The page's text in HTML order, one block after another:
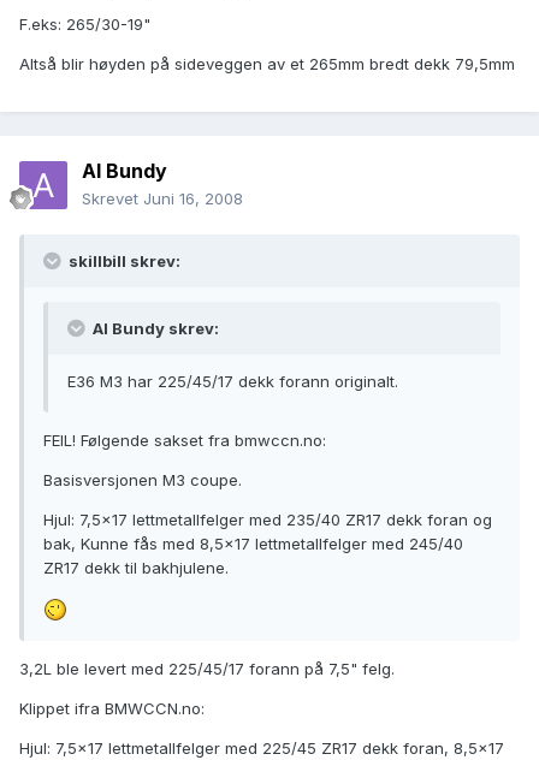
F.eks: 265/30-19"
Altså blir høyden på sideveggen av et 265mm bredt dekk 79,5mm
Al Bundy
Skrevet Juni 16, 2008
skillbill skrev:
Al Bundy skrev:
E36 M3 har 225/45/17 dekk forann originalt.
FEIL! Følgende sakset fra bmwccn.no:
Basisversjonen M3 coupe.
Hjul: 7,5x17 lettmetallfelger med 235/40 ZR17 dekk foran og
bak, Kunne fås med 8,5x17 lettmetallfelger med 245/40
ZR17 dekk til bakhjulene.
3,2L ble levert med 225/45/17 forann på 7,5" felg.
Klippet ifra BMWCCN.no:
Hjul: 7,5x17 lettmetallfelger med 225/45 ZR17 dekk foran, 8,5x17